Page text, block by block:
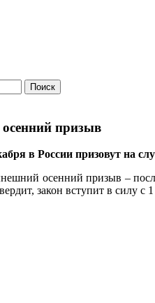
призыв
в России призовут на
осенний призыв –
закон вступит в силу с